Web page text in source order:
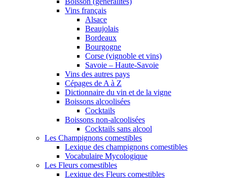
Vins français
Alsace
Beaujolais
Bordeaux
Bourgogne
Corse (vignoble et vins)
Savoie – Haute-Savoie
Vins des autres pays
Cépages de A à Z
Dictionnaire du vin et de la vigne
Boissons alcoolisées
Cocktails
Boissons non-alcoolisées
Cocktails sans alcool
Les Champignons comestibles
Lexique des champignons comestibles
Vocabulaire Mycologique
Les Fleurs comestibles
Lexique des Fleurs comestibles